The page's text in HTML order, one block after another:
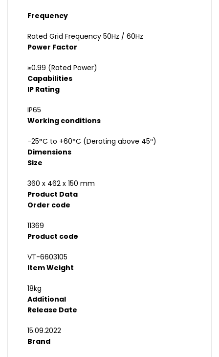
Frequency
Rated Grid Frequency 50Hz / 60Hz
Power Factor
≥0.99 (Rated Power)
Capabilities
IP Rating
IP65
Working conditions
-25°C to +60°C (Derating above 45º)
Dimensions
Size
360 x 462 x 150 mm
Product Data
Order code
11369
Product code
VT-6603105
Item Weight
18kg
Additional
Release Date
15.09.2022
Brand